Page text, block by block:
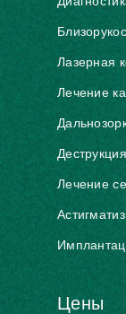
Лазерная
Лечение
Лечение
Цены